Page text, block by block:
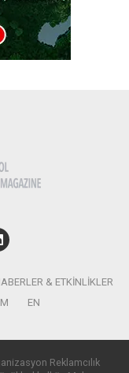
& ETKINLIKLER
EN
Reklamcılık